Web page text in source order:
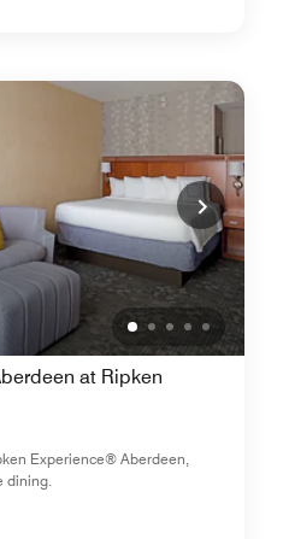
at Ripken
Experience® Aberdeen,
dining.